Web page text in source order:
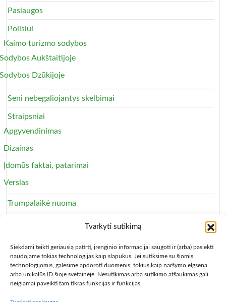
Tvarkyti sutikimą
Siekdami teikti geriausią patirtį, įrenginio informacijai saugoti ir (arba) pasiekti
naudojame tokias technologijas kaip slapukus. Jei sutiksime su šiomis
technologijomis, galėsime apdoroti duomenis, tokius kaip naršymo elgsena
arba unikalūs ID šioje svetainėje. Nesutikimas arba sutikimo atšaukimas gali
neigiamai paveikti tam tikras funkcijas ir funkcijas.
Paslaugos
Poilsiui
Kaimo turizmo sodybos
Sodybos Aukštaitijoje
Sodybos Dzūkijoje
Seni nebegaliojantys skelbimai
Straipsniai
Apgyvendinimas
Dizainas
Įdomūs faktai, patarimai
Verslas
Trumpalaikė nuoma